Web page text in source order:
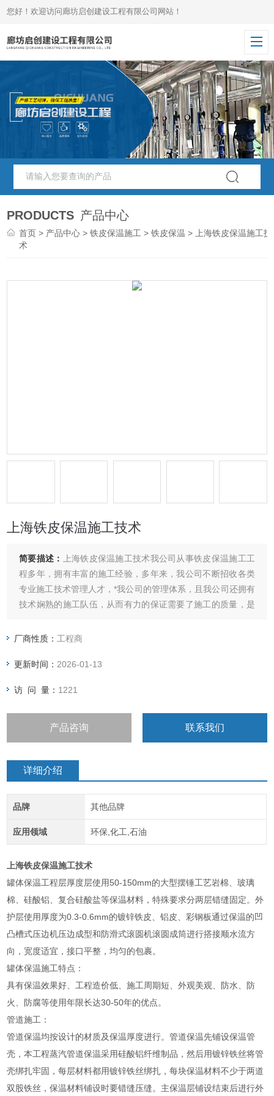
您好！欢迎访问廊坊启创建设工程有限公司网站！
PRODUCTS 产品中心
首页 > 产品中心 >铁皮保温施工 >铁皮保温 > 上海铁皮保温施工技
术
上海铁皮保温施工技术
简要描述：
上海铁皮保温施工技术我公司从事铁皮保温施工工
程多年，拥有丰富的施工经验，多年来，我公司不断招收各类
专业施工技术管理人才，*我公司的管理体系，且我公司还拥有
技术娴熟的施工队伍，从而有力的保证需要了施工的质量，是
保温施工、铝皮保温施工、彩钢板保温工程、不锈钢板保温工
厂商性质： 工程商
更新时间： 2026-01-13
访 问 量： 1221
产品咨询 联系我们
详细介绍
品牌 其他品牌
应用领域 环保,化工,石油
上海铁皮保温施工技术
罐体保温工程层厚度层使用50-150mm的大型摆锤工艺岩棉、玻璃
棉、硅酸铝、复合硅酸盐等保温材料，特殊要求分两层错缝固定。外
护层使用厚度为0.3-0.6mm的镀锌铁皮、铝皮、彩钢板通过保温的凹
凸槽式压边机压边成型和防滑式滚圆机滚圆成筒进行搭接顺水流方
向，宽度适宜，接口平整，均匀的包裹。
罐体保温施工特点：
具有保温效果好、工程造价低、施工周期短、外观美观、防水、防
火、防腐等使用年限长达30-50年的优点。
管道施工：
管道保温均按设计的材质及保温厚度进行。管道保温先铺设保温管
壳，本工程蒸汽管道保温采用硅酸铝纤维制品，然后用镀锌铁丝将管
壳绑扎牢固，每层材料都用镀锌铁丝绑扎，每块保温材料不少于两道
双股铁丝，保温材料铺设时要错缝压缝。主保温层铺设结束后进行外